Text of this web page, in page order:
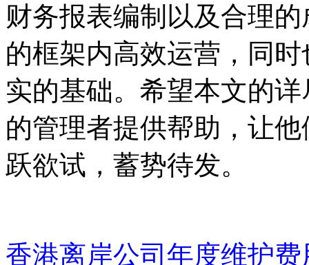
财务报表编制以及合理
的框架内高效运营，同
实的基础。希望本文的
的管理者提供帮助，让
跃欲试，蓄势待发。
香港离岸公司年度维护